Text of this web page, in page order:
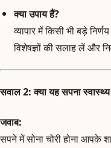
क्या उपाय हैं?
व्यापार में किसी भी बड़े
विशेषज्ञों की सलाह लें और
सवाल 2: क्या यह सपना
जवाब:
सपने में सोना चोरी होना आपके